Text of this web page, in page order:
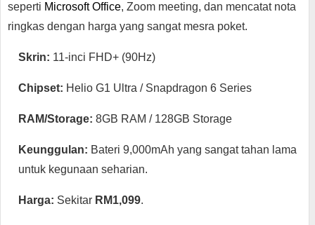
seperti Microsoft Office, Zoom meeting, dan mencatat nota
ringkas dengan harga yang sangat mesra poket.
Skrin: 11-inci FHD+ (90Hz)
Chipset: Helio G1 Ultra / Snapdragon 6 Series
RAM/Storage: 8GB RAM / 128GB Storage
Keunggulan: Bateri 9,000mAh yang sangat tahan lama
untuk kegunaan seharian.
Harga: Sekitar RM1,099.